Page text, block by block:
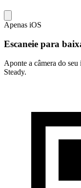
Apenas iOS
Escaneie para
Aponte a câmera do
Steady.